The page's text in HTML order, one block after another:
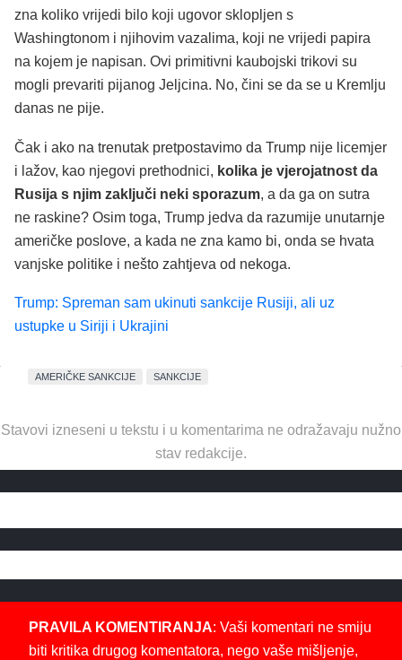
zna koliko vrijedi bilo koji ugovor sklopljen s
Washingtonom i njihovim vazalima, koji ne vrijedi papira
na kojem je napisan. Ovi primitivni kaubojski trikovi su
mogli prevariti pijanog Jeljcina. No, čini se da se u Kremlju
danas ne pije.
Čak i ako na trenutak pretpostavimo da Trump nije licemjer
i lažov, kao njegovi prethodnici, kolika je vjerojatnost da
Rusija s njim zaključi neki sporazum, a da ga on sutra
ne raskine? Osim toga, Trump jedva da razumije unutarnje
američke poslove, a kada ne zna kamo bi, onda se hvata
vanjske politike i nešto zahtjeva od nekoga.
Trump: Spreman sam ukinuti sankcije Rusiji, ali uz
ustupke u Siriji i Ukrajini
AMERIČKE SANKCIJE SANKCIJE
Stavovi izneseni u tekstu i u komentarima ne odražavaju nužno
stav redakcije.
PRAVILA KOMENTIRANJA: Vaši komentari ne smiju
biti kritika drugog komentatora, nego vaše mišljenje,